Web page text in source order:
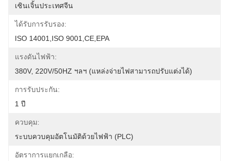
เซินเจิ้นประเทศจีน
ได้รับการรับรอง:
ISO 14001,ISO 9001,CE,EPA
แรงดันไฟฟ้า:
380V, 220V/50HZ ฯลฯ (แหล่งจ่ายไฟสามารถปรับแต่งได้)
การรับประกัน:
1 ปี
ควบคุม:
ระบบควบคุมอัตโนมัติด้วยไฟฟ้า (PLC)
อัตราการแยกเกลือ: